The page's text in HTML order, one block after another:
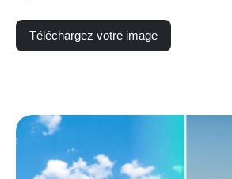
Téléchargez votre image